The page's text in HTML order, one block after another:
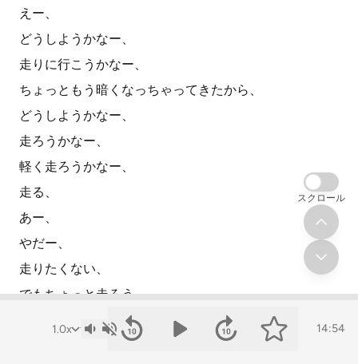
えー、
どうしようかなー、
走りに行こうかなー、
ちょっともう暗くなっちゃってきたから、
どうしようかなー、
走ろうかなー、
軽く走ろうかなー、
走る、
あー、
やだー、
走りたくない、
でもちょっと走ろう、
14:54
スクロール